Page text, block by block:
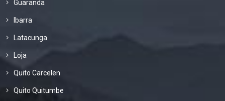
Guaranda
Ibarra
Latacunga
Loja
Quito Carcelen
Quito Quitumbe